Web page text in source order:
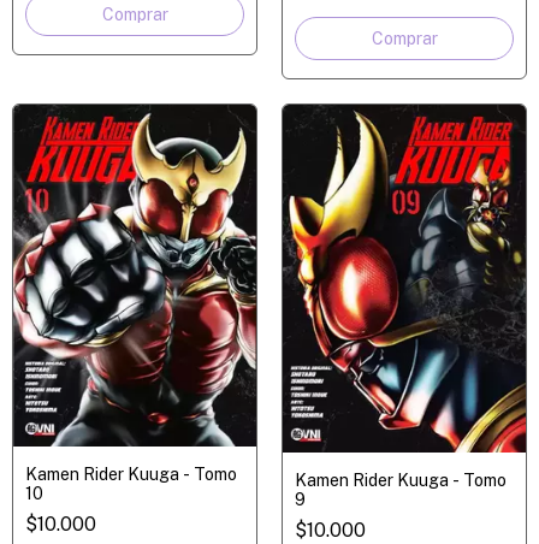
Kamen Rider Kuuga - Tomo
10
$10.000
Kamen Rider Kuuga - Tomo
9
$10.000